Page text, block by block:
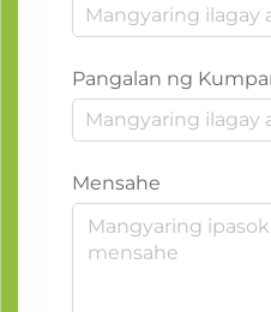
Pangalan ng
Mensahe